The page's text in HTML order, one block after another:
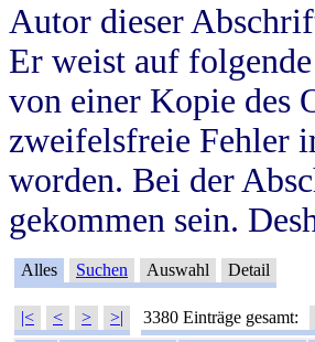
Autor dieser
Er weist auf
von einer Kopie des
zweifelsfreie Fehler
worden. Bei der
gekommen sein.
Alles Suchen Auswahl Detail
|< < > >| 3380 Einträge gesamt: